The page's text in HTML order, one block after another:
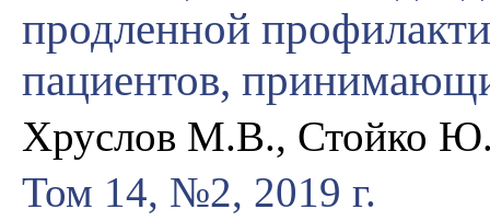
продленной
пациентов,
Хруслов М.В., Стойко
Том 14, №2, 2019 г.